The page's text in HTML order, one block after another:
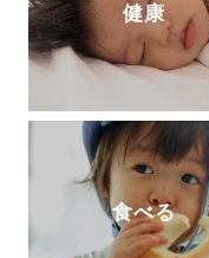
健康
食べる